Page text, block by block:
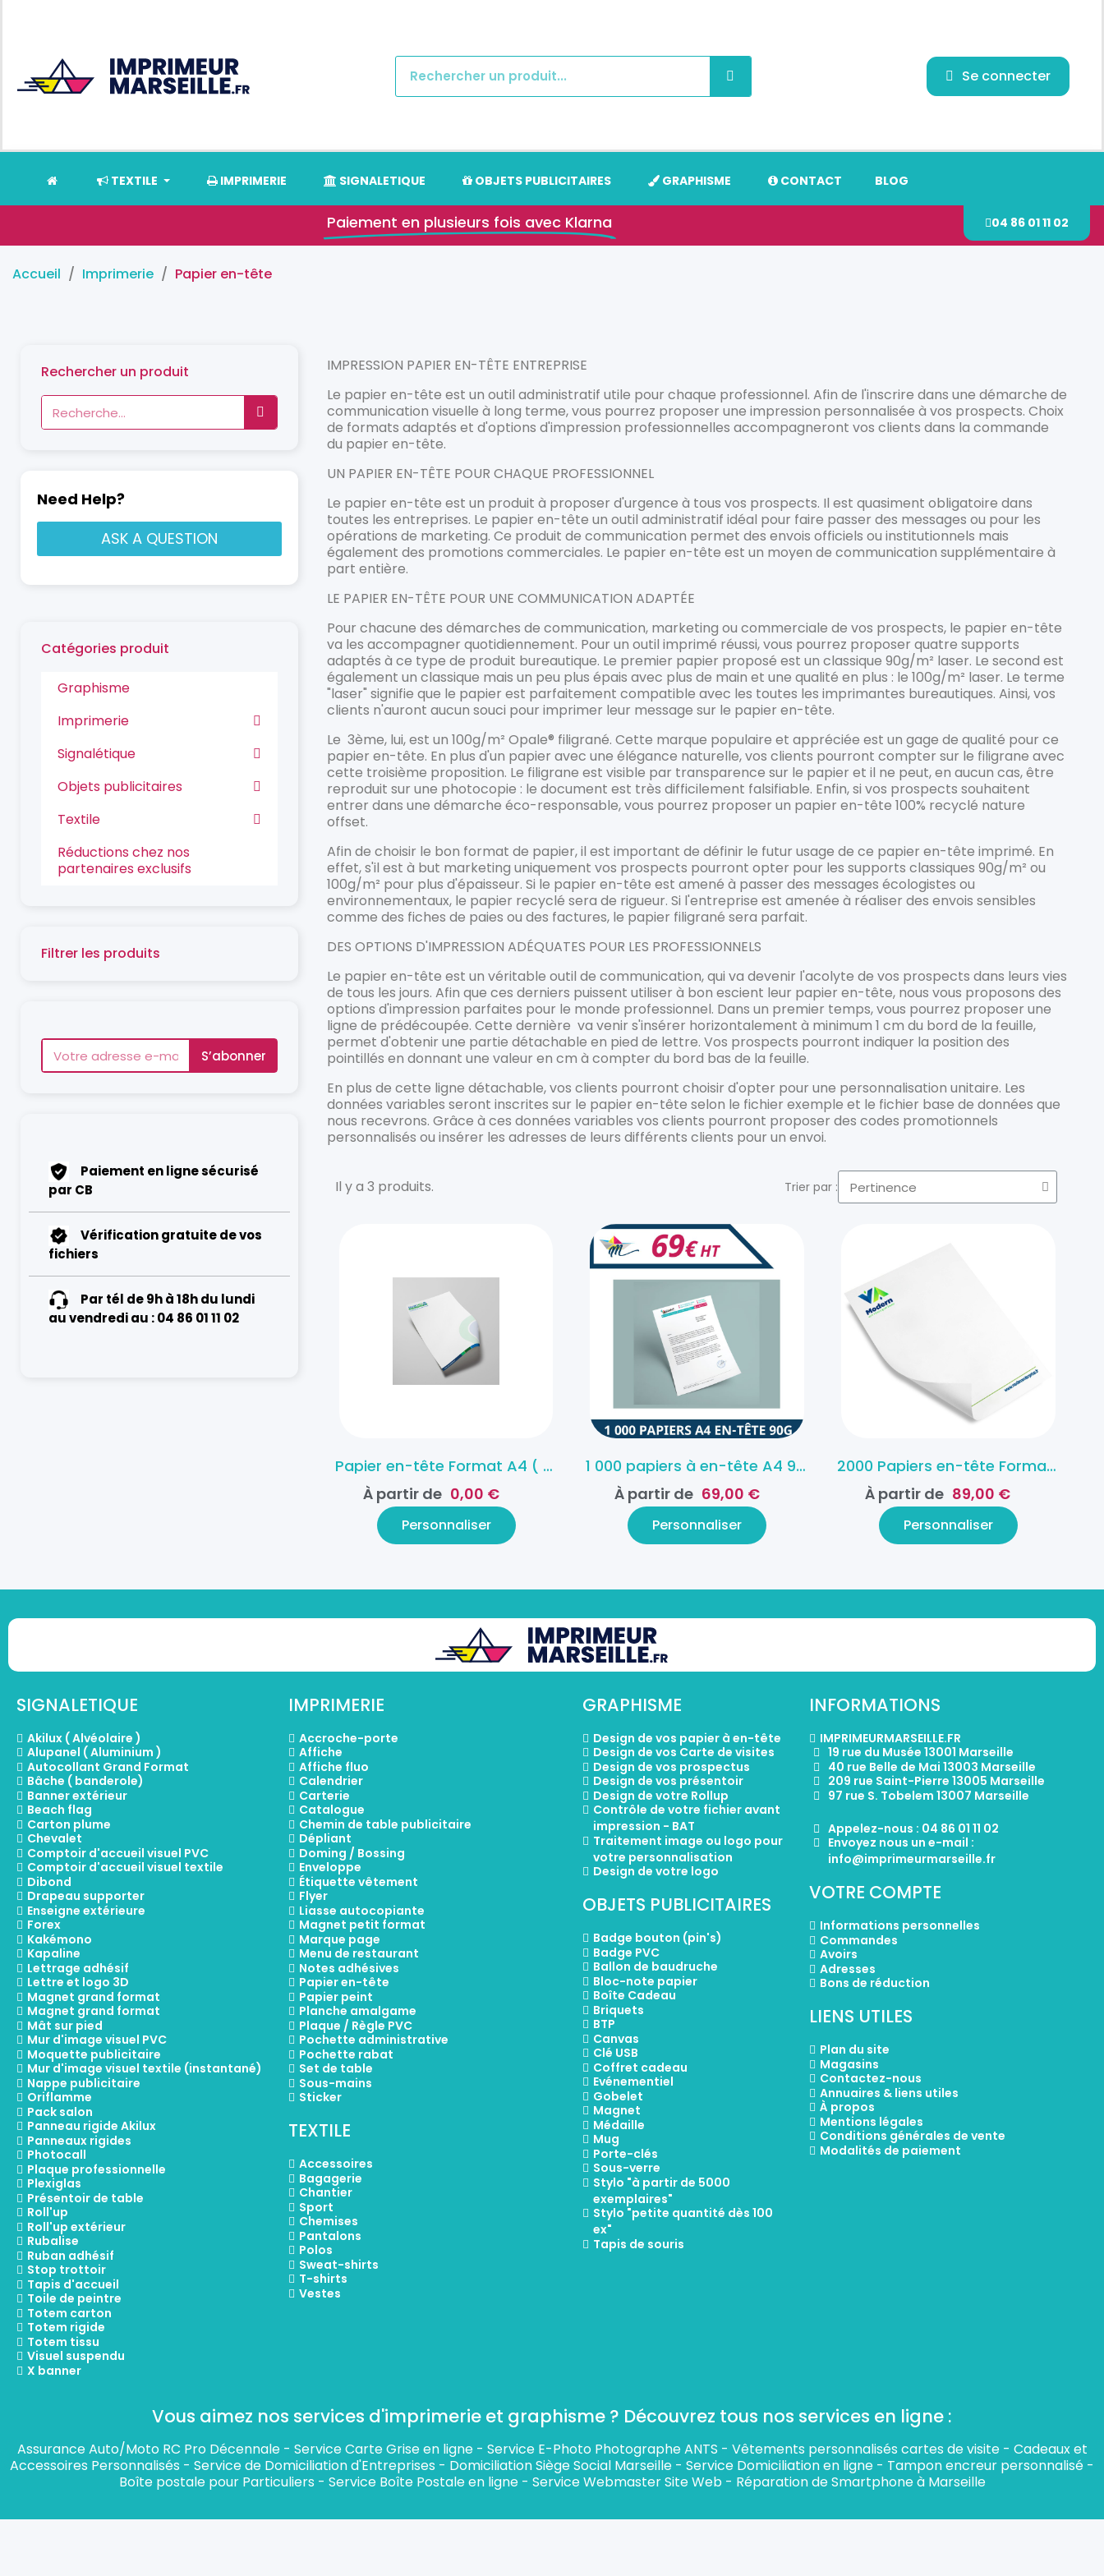
Se connecter
TEXTILE IMPRIMERIE SIGNALETIQUE OBJETS PUBLICITAIRES GRAPHISME CONTACT BLOG
Paiement en plusieurs fois avec Klarna 04 86 01 11 02
Accueil Imprimerie Papier en-tête
Rechercher un produit
Need Help?
ASK A QUESTION
Catégories produit
Graphisme
Imprimerie
Signalétique
Objets publicitaires
Textile
Réductions chez nos
partenaires exclusifs
Filtrer les produits
S’abonner
Paiement en ligne sécurisé
par CB
Vérification gratuite de vos
fichiers
Par tél de 9h à 18h du lundi
au vendredi au : 04 86 01 11 02
IMPRESSION PAPIER EN-TÊTE ENTREPRISE
Le papier en-tête est un outil administratif utile pour chaque professionnel. Afin de l'inscrire dans une démarche de
communication visuelle à long terme, vous pourrez proposer une impression personnalisée à vos prospects. Choix
de formats adaptés et d'options d'impression professionnelles accompagneront vos clients dans la commande
du papier en-tête.
UN PAPIER EN-TÊTE POUR CHAQUE PROFESSIONNEL
Le papier en-tête est un produit à proposer d'urgence à tous vos prospects. Il est quasiment obligatoire dans
toutes les entreprises. Le papier en-tête un outil administratif idéal pour faire passer des messages ou pour les
opérations de marketing. Ce produit de communication permet des envois officiels ou institutionnels mais
également des promotions commerciales. Le papier en-tête est un moyen de communication supplémentaire à
part entière.
LE PAPIER EN-TÊTE POUR UNE COMMUNICATION ADAPTÉE
Pour chacune des démarches de communication, marketing ou commerciale de vos prospects, le papier en-tête
va les accompagner quotidiennement. Pour un outil imprimé réussi, vous pourrez proposer quatre supports
adaptés à ce type de produit bureautique. Le premier papier proposé est un classique 90g/m² laser. Le second est
également un classique mais un peu plus épais avec plus de main et une qualité en plus : le 100g/m² laser. Le terme
"laser" signifie que le papier est parfaitement compatible avec les toutes les imprimantes bureautiques. Ainsi, vos
clients n'auront aucun souci pour imprimer leur message sur le papier en-tête.
Le 3ème, lui, est un 100g/m² Opale® filigrané. Cette marque populaire et appréciée est un gage de qualité pour ce
papier en-tête. En plus d'un papier avec une élégance naturelle, vos clients pourront compter sur le filigrane avec
cette troisième proposition. Le filigrane est visible par transparence sur le papier et il ne peut, en aucun cas, être
reproduit sur une photocopie : le document est très difficilement falsifiable. Enfin, si vos prospects souhaitent
entrer dans une démarche éco-responsable, vous pourrez proposer un papier en-tête 100% recyclé nature
offset.
Afin de choisir le bon format de papier, il est important de définir le futur usage de ce papier en-tête imprimé. En
effet, s'il est à but marketing uniquement vos prospects pourront opter pour les supports classiques 90g/m² ou
100g/m² pour plus d'épaisseur. Si le papier en-tête est amené à passer des messages écologistes ou
environnementaux, le papier recyclé sera de rigueur. Si l'entreprise est amenée à réaliser des envois sensibles
comme des fiches de paies ou des factures, le papier filigrané sera parfait.
DES OPTIONS D'IMPRESSION ADÉQUATES POUR LES PROFESSIONNELS
Le papier en-tête est un véritable outil de communication, qui va devenir l'acolyte de vos prospects dans leurs vies
de tous les jours. Afin que ces derniers puissent utiliser à bon escient leur papier en-tête, nous vous proposons des
options d'impression parfaites pour le monde professionnel. Dans un premier temps, vous pourrez proposer une
ligne de prédécoupée. Cette dernière va venir s'insérer horizontalement à minimum 1 cm du bord de la feuille,
permet d'obtenir une partie détachable en pied de lettre. Vos prospects pourront indiquer la position des
pointillés en donnant une valeur en cm à compter du bord bas de la feuille.
En plus de cette ligne détachable, vos clients pourront choisir d'opter pour une personnalisation unitaire. Les
données variables seront inscrites sur le papier en-tête selon le fichier exemple et le fichier base de données que
nous recevrons. Grâce à ces données variables vos clients pourront proposer des codes promotionnels
personnalisés ou insérer les adresses de leurs différents clients pour un envoi.
Il y a 3 produits. Trier par :
Papier en-tête Format A4 ( 21x 29,7 cm )
À partir de 0,00 €
Personnaliser
1 000 papiers à en-tête A4 90g
À partir de 69,00 €
Personnaliser
2000 Papiers en-tête Format A4 90g offset
À partir de 89,00 €
Personnaliser
SIGNALETIQUE
Akilux ( Alvéolaire )
Alupanel ( Aluminium )
Autocollant Grand Format
Bâche ( banderole)
Banner extérieur
Beach flag
Carton plume
Chevalet
Comptoir d'accueil visuel PVC
Comptoir d'accueil visuel textile
Dibond
Drapeau supporter
Enseigne extérieure
Forex
Kakémono
Kapaline
Lettrage adhésif
Lettre et logo 3D
Magnet grand format
Magnet grand format
Mât sur pied
Mur d'image visuel PVC
Moquette publicitaire
Mur d'image visuel textile (instantané)
Nappe publicitaire
Oriflamme
Pack salon
Panneau rigide Akilux
Panneaux rigides
Photocall
Plaque professionnelle
Plexiglas
Présentoir de table
Roll'up
Roll'up extérieur
Rubalise
Ruban adhésif
Stop trottoir
Tapis d'accueil
Toile de peintre
Totem carton
Totem rigide
Totem tissu
Visuel suspendu
X banner
IMPRIMERIE
Accroche-porte
Affiche
Affiche fluo
Calendrier
Carterie
Catalogue
Chemin de table publicitaire
Dépliant
Doming / Bossing
Enveloppe
Étiquette vêtement
Flyer
Liasse autocopiante
Magnet petit format
Marque page
Menu de restaurant
Notes adhésives
Papier en-tête
Papier peint
Planche amalgame
Plaque / Règle PVC
Pochette administrative
Pochette rabat
Set de table
Sous-mains
Sticker
TEXTILE
Accessoires
Bagagerie
Chantier
Sport
Chemises
Pantalons
Polos
Sweat-shirts
T-shirts
Vestes
GRAPHISME
Design de vos papier à en-tête
Design de vos Carte de visites
Design de vos prospectus
Design de vos présentoir
Design de votre Rollup
Contrôle de votre fichier avant
impression - BAT
Traitement image ou logo pour
votre personnalisation
Design de votre logo
OBJETS PUBLICITAIRES
Badge bouton (pin's)
Badge PVC
Ballon de baudruche
Bloc-note papier
Boîte Cadeau
Briquets
BTP
Canvas
Clé USB
Coffret cadeau
Evénementiel
Gobelet
Magnet
Médaille
Mug
Porte-clés
Sous-verre
Stylo "à partir de 5000
exemplaires"
Stylo "petite quantité dès 100
ex"
Tapis de souris
INFORMATIONS
IMPRIMEURMARSEILLE.FR
19 rue du Musée 13001 Marseille
40 rue Belle de Mai 13003 Marseille
209 rue Saint-Pierre 13005 Marseille
97 rue S. Tobelem 13007 Marseille
Appelez-nous : 04 86 01 11 02
Envoyez nous un e-mail :
info@imprimeurmarseille.fr
VOTRE COMPTE
Informations personnelles
Commandes
Avoirs
Adresses
Bons de réduction
LIENS UTILES
Plan du site
Magasins
Contactez-nous
Annuaires & liens utiles
À propos
Mentions légales
Conditions générales de vente
Modalités de paiement
Vous aimez nos services d'imprimerie et graphisme ? Découvrez tous nos services en ligne :​
Assurance Auto/Moto RC Pro Décennale- Service Carte Grise en ligne- Service E-Photo Photographe ANTS - Vêtements personnalisés cartes de visite- Cadeaux et
Accessoires Personnalisés - Service de Domiciliation d'Entreprises - Domiciliation Siège Social Marseille - Service Domiciliation en ligne - Tampon encreur personnalisé -
Boîte postale pour Particuliers - Service Boîte Postale en ligne- Service Webmaster Site Web- Réparation de Smartphone à Marseille